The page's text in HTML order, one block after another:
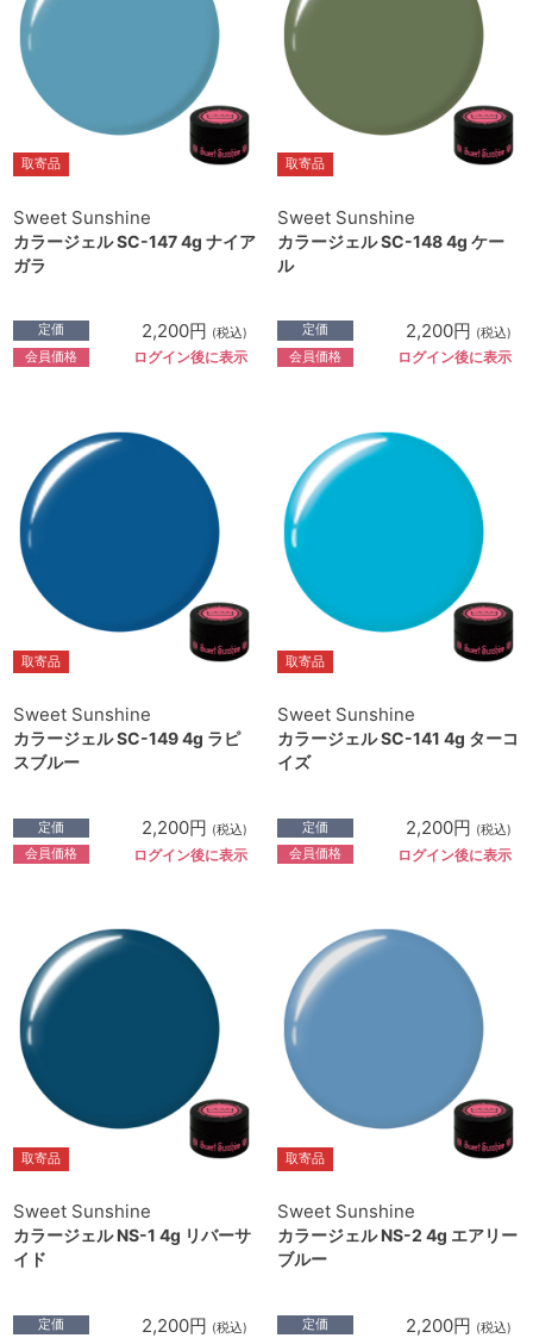
取寄品
Sweet Sunshine
カラージェル SC-147 4g ナイア
ガラ
定価 2,200円 (税込)
会員価格 ログイン後に表示
取寄品
Sweet Sunshine
カラージェル SC-148 4g ケー
ル
定価 2,200円 (税込)
会員価格 ログイン後に表示
取寄品
Sweet Sunshine
カラージェル SC-149 4g ラピ
スブルー
定価 2,200円 (税込)
会員価格 ログイン後に表示
取寄品
Sweet Sunshine
カラージェル SC-141 4g ターコ
イズ
定価 2,200円 (税込)
会員価格 ログイン後に表示
取寄品
Sweet Sunshine
カラージェル NS-1 4g リバーサ
イド
定価 2,200円 (税込)
取寄品
Sweet Sunshine
カラージェル NS-2 4g エアリー
ブルー
定価 2,200円 (税込)